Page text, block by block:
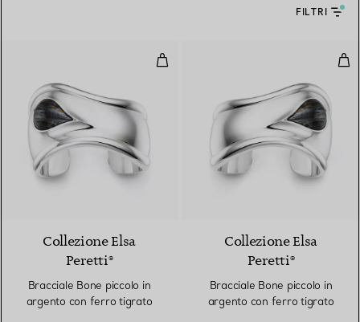
FILTRI
Bracciale Bone piccolo in
Collezione Elsa
Peretti®
Bracciale Bone piccolo in
argento con ferro tigrato
Collezione Elsa
Peretti®
Bracciale Bone piccolo in
argento con ferro tigrato